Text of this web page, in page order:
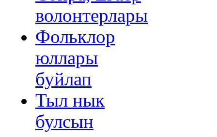
волонтерлары
Фольклор
юллары
буйлап
Тыл нык
булсын